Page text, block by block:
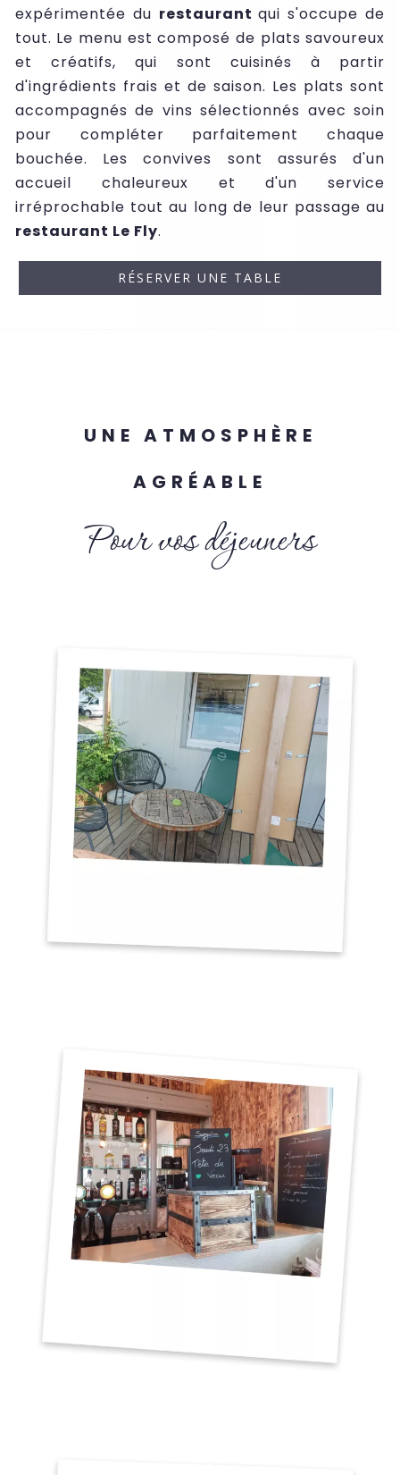
expérimentée du restaurantqui s'occupe de
tout. Le menu est composé de plats savoureux
et créatifs, qui sont cuisinés à partir
d'ingrédients frais et de saison. Les plats sont
accompagnés de vins sélectionnés avec soin
pour compléter parfaitement chaque
bouchée. Les convives sont assurés d'un
accueil chaleureux et d'un service
irréprochable tout au long de leur passage au
restaurant Le Fly.
RÉSERVER UNE TABLE
UNE ATMOSPHÈRE
AGRÉABLE
Pour vos déjeuners